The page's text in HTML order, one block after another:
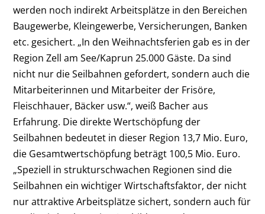
werden noch indirekt Arbeitsplätze in den Bereichen
Baugewerbe, Kleingewerbe, Versicherungen, Banken
etc. gesichert. „In den Weihnachtsferien gab es in der
Region Zell am See/Kaprun 25.000 Gäste. Da sind
nicht nur die Seilbahnen gefordert, sondern auch die
Mitarbeiterinnen und Mitarbeiter der Frisöre,
Fleischhauer, Bäcker usw.“, weiß Bacher aus
Erfahrung. Die direkte Wertschöpfung der
Seilbahnen bedeutet in dieser Region 13,7 Mio. Euro,
die Gesamtwertschöpfung beträgt 100,5 Mio. Euro.
„Speziell in strukturschwachen Regionen sind die
Seilbahnen ein wichtiger Wirtschaftsfaktor, der nicht
nur attraktive Arbeitsplätze sichert, sondern auch für